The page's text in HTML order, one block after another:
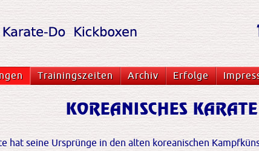
Trainingszeiten Archiv Erfolge
KOREANISCHES KARATE
hat seine Ursprünge in den alten koreanischen